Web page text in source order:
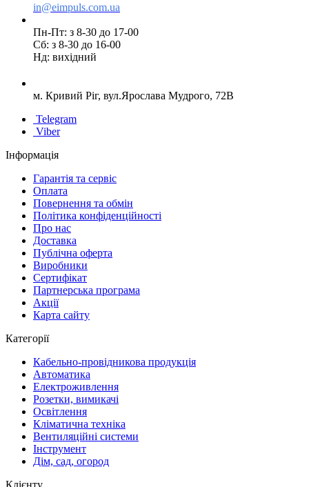
in@eimpuls.com.ua
Пн-Пт: з 8-30 до 17-00
Сб: з 8-30 до 16-00
Нд: вихідний
м. Кривий Ріг, вул.Ярослава Мудрого, 72В
Telegram
Viber
Інформація
Гарантія та сервіс
Оплата
Повернення та обмін
Політика конфіденційності
Про нас
Доставка
Публічна оферта
Виробники
Сертифікат
Партнерська програма
Акції
Карта сайту
Категорії
Кабельно-провідникова продукція
Автоматика
Електроживлення
Розетки, вимикачі
Освітлення
Кліматична техніка
Вентиляційні системи
Інструмент
Дім, сад, огород
Клієнту